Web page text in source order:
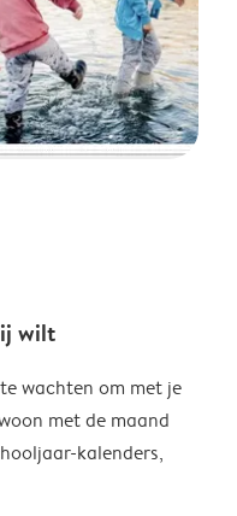
wilt
wachten om met je
met de maand
kalenders,